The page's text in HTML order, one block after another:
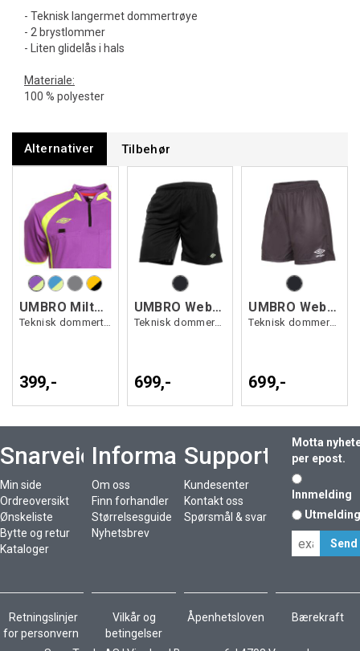
- Teknisk langermet dommertrøye
- 2 brystlommer
- Liten glidelås i hals
Materiale:
100 % polyester
Alternativer Tilbehør
UMBRO Milton Ref. SS Jsy
Teknisk dommertrøye
399,-
UMBRO Webb Referee Shorts
Teknisk dommershorts
699,-
UMBRO Webb Referee Shorts W
Teknisk dommershorts for dame
699,-
Snarveier
Min side
Ordreoversikt
Ønskeliste
Bytte og retur
Kataloger
Informasjon
Om oss
Finn forhandler
Størrelsesguide
Nyhetsbrev
Support
Kundesenter
Kontakt oss
Spørsmål & svar
Motta
per epost.
Innmelding
Retningslinjer
for personvern
Vilkår og
betingelser
Åpenhetsloven Bærekraft